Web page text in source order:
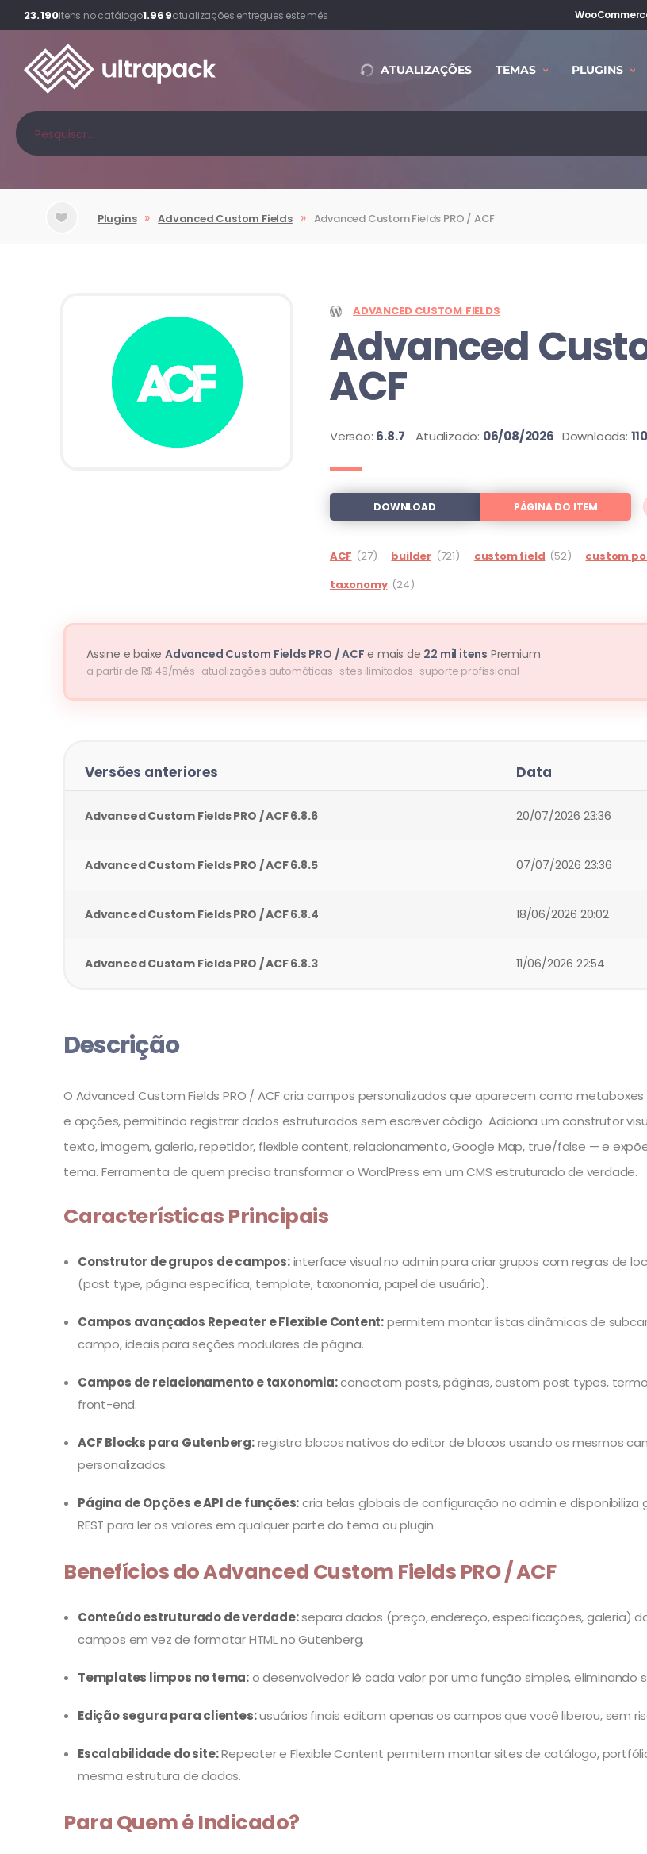
23.190itens no catálogo1.969atualizações entregues este mês
ATUALIZAÇÕES TEMAS PLUGINS
Plugins » Advanced Custom Fields » Advanced Custom Fields PRO / ACF
ADVANCED CUSTOM FIELDS
Advanced
ACF
Versão: 6.8.7 Atualizado: 06/08/2026 Downloads:
DOWNLOAD PÁGINA DO ITEM
ACF (27) builder (721) custom field (52) custom
taxonomy (24)
Assine e baixe Advanced Custom Fields PRO / ACF e mais de 22 mil itens Premium
a partir de R$ 49/mês · atualizações automáticas · sites ilimitados · suporte profissional
Versões anteriores Data
Advanced Custom Fields PRO / ACF6.8.6 20/07/2026 23:36
Advanced Custom Fields PRO / ACF6.8.5 07/07/2026 23:36
Advanced Custom Fields PRO / ACF6.8.4 18/06/2026 20:02
Advanced Custom Fields PRO / ACF6.8.3 11/06/2026 22:54
Descrição
O Advanced Custom Fields PRO / ACF cria campos personalizados que aparecem como
e opções, permitindo registrar dados estruturados sem escrever código. Adiciona um construtor
texto, imagem, galeria, repetidor, flexible content, relacionamento, Google Map, true/false — e
tema. Ferramenta de quem precisa transformar o WordPress em um CMS estruturado de verdade.
Características Principais
Construtor de grupos de campos:interface visual no admin para criar grupos com regras de
(post type, página específica, template, taxonomia, papel de usuário).
Campos avançados Repeater e Flexible Content:permitem montar listas dinâmicas de
campo, ideais para seções modulares de página.
Campos de relacionamento e taxonomia:conectam posts, páginas, custom post types,
front-end.
ACF Blocks para Gutenberg:registra blocos nativos do editor de blocos usando os mesmos
personalizados.
Página de Opções e API de funções:cria telas globais de configuração no admin e
REST para ler os valores em qualquer parte do tema ou plugin.
Benefícios do Advanced Custom Fields PRO / ACF
Conteúdo estruturado de verdade:separa dados (preço, endereço, especificações, galeria)
campos em vez de formatar HTML no Gutenberg.
Templates limpos no tema:o desenvolvedor lê cada valor por uma função simples,
Edição segura para clientes:usuários finais editam apenas os campos que você liberou, sem
Escalabilidade do site:Repeater e Flexible Content permitem montar sites de catálogo,
mesma estrutura de dados.
Para Quem é Indicado?